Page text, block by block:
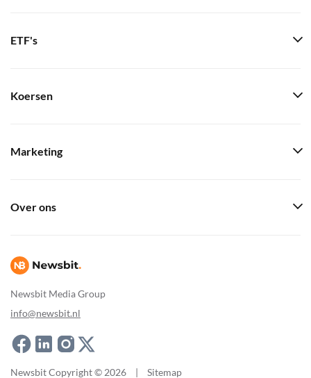
Newsbit Media Group
info@newsbit.nl
ETF's
Koersen
Marketing
Over ons
Newsbit Copyright © 2026 | Sitemap